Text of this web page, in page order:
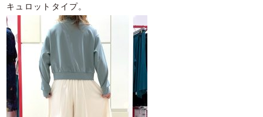
キュロットタイプ。